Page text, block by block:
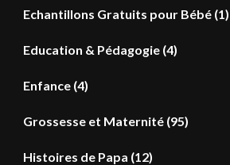
Echantillons Gratuits pour Bébé (1)
Education & Pédagogie (4)
Enfance (4)
Grossesse et Maternité (95)
Histoires de Papa (12)